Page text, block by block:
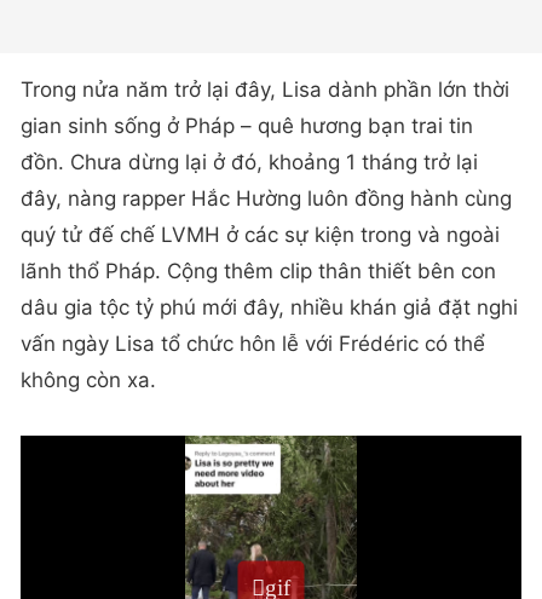
Trong nửa năm trở lại đây, Lisa dành phần lớn thời
gian sinh sống ở Pháp – quê hương bạn trai tin
đồn. Chưa dừng lại ở đó, khoảng 1 tháng trở lại
đây, nàng rapper Hắc Hường luôn đồng hành cùng
quý tử đế chế LVMH ở các sự kiện trong và ngoài
lãnh thổ Pháp. Cộng thêm clip thân thiết bên con
dâu gia tộc tỷ phú mới đây, nhiều khán giả đặt nghi
vấn ngày Lisa tổ chức hôn lễ với Frédéric có thể
không còn xa.